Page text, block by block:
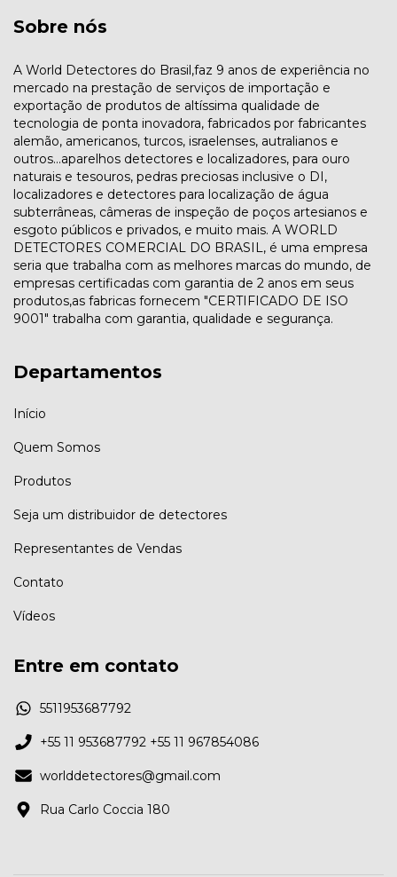
Sobre nós
A World Detectores do Brasil,faz 9 anos de experiência no
mercado na prestação de serviços de importação e
exportação de produtos de altíssima qualidade de
tecnologia de ponta inovadora, fabricados por fabricantes
alemão, americanos, turcos, israelenses, autralianos e
outros...aparelhos detectores e localizadores, para ouro
naturais e tesouros, pedras preciosas inclusive o DI,
localizadores e detectores para localização de água
subterrâneas, câmeras de inspeção de poços artesianos e
esgoto públicos e privados, e muito mais. A WORLD
DETECTORES COMERCIAL DO BRASIL, é uma empresa
seria que trabalha com as melhores marcas do mundo, de
empresas certificadas com garantia de 2 anos em seus
produtos,as fabricas fornecem "CERTIFICADO DE ISO
9001" trabalha com garantia, qualidade e segurança.
Departamentos
Início
Quem Somos
Produtos
Seja um distribuidor de detectores
Representantes de Vendas
Contato
Vídeos
Entre em contato
5511953687792
+55 11 953687792 +55 11 967854086
worlddetectores@gmail.com
Rua Carlo Coccia 180